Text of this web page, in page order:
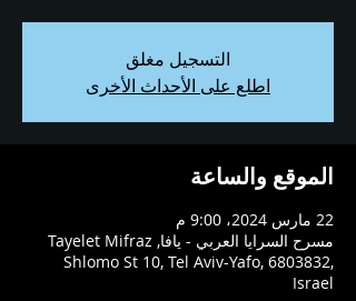
التسجيل مغلق
اطلع على الأحداث الأخرى
الموقع والساعة
22 مارس 2024، 9:00 م
مسرح السرايا العربي - يافا, Tayelet Mifraz
Shlomo St 10, Tel Aviv-Yafo, 6803832,
Israel